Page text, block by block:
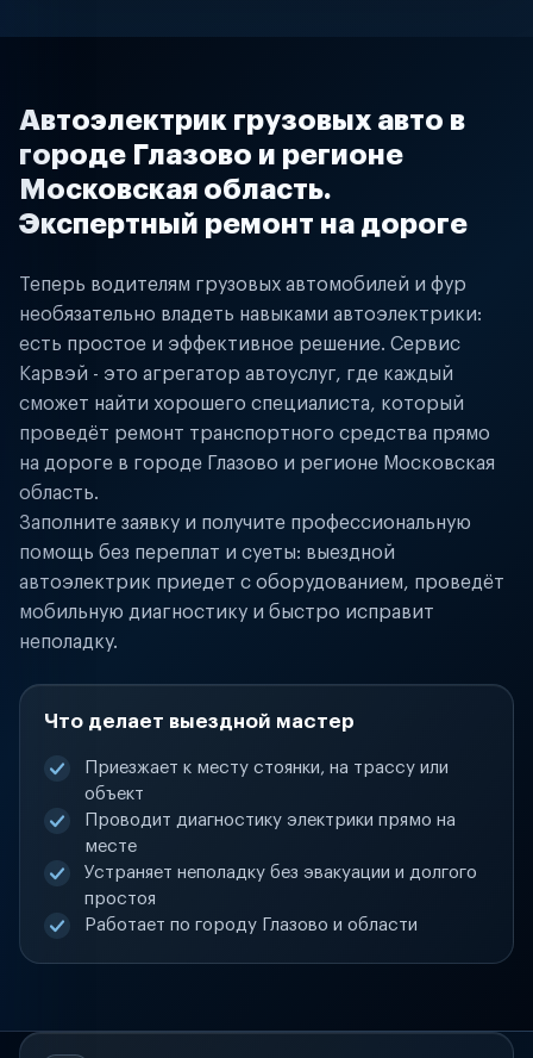
Автоэлектрик грузовых авто в
городе Глазово и регионе
Московская область.
Экспертный ремонт на дороге
Теперь водителям грузовых автомобилей и фур
необязательно владеть навыками автоэлектрики:
есть простое и эффективное решение. Сервис
Карвэй - это агрегатор автоуслуг, где каждый
сможет найти хорошего специалиста, который
проведёт ремонт транспортного средства прямо
на дороге в городе Глазово и регионе Московская
область.
Заполните заявку и получите профессиональную
помощь без переплат и суеты: выездной
автоэлектрик приедет с оборудованием, проведёт
мобильную диагностику и быстро исправит
неполадку.
Что делает выездной мастер
Приезжает к месту стоянки, на трассу или
объект
Проводит диагностику электрики прямо на
месте
Устраняет неполадку без эвакуации и долгого
простоя
Работает по городу Глазово и области